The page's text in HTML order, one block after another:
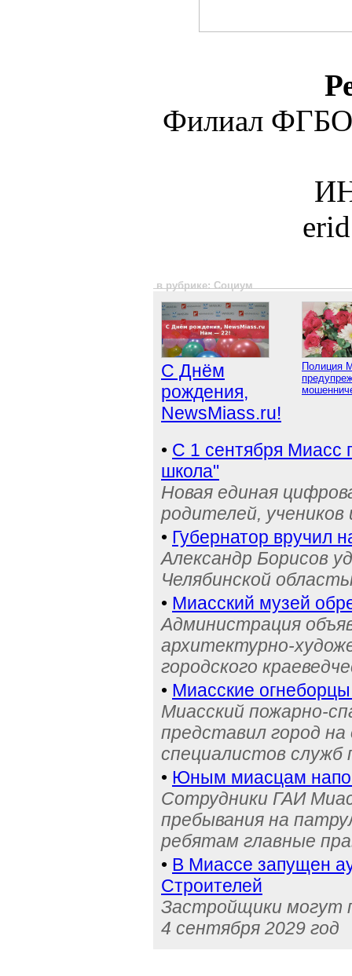
Филиал
в рубрике: Социум
С Днём
рождения,
NewsMiass.ru!
Полиция
• С 1 сентября Миасс
школа"
Новая единая
родителей, учеников
• Губернатор вручил
Александр Борисов
Челябинской
• Миасский музей
Администрация
архитектурно-
городского
• Миасские
Миасский пожарно-
представил город
специалистов
• Юным миасцам
Сотрудники ГАИ
пребывания на
ребятам главные
• В Миассе запущен
Строителей
Застройщики могут
4 сентября 2029 год